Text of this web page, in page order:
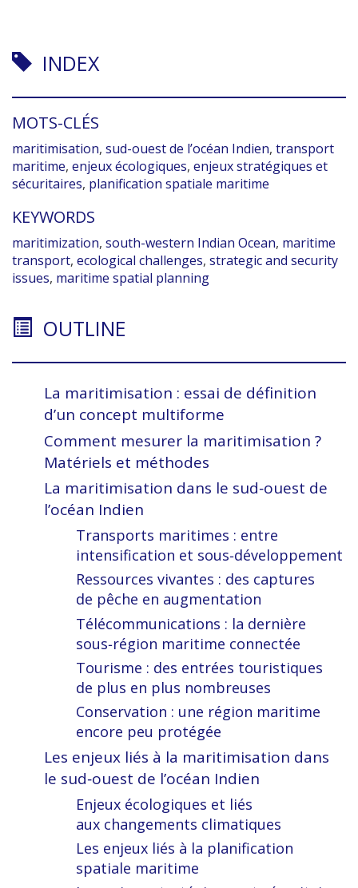
INDEX
MOTS-CLÉS
maritimisation, sud-ouest de l’océan Indien, transport
maritime, enjeux écologiques, enjeux stratégiques et
sécuritaires, planification spatiale maritime
KEYWORDS
maritimization, south-western Indian Ocean, maritime
transport, ecological challenges, strategic and security
issues, maritime spatial planning
OUTLINE
La maritimisation : essai de définition
d’un concept multiforme
Comment mesurer la maritimisation ?
Matériels et méthodes
La maritimisation dans le sud‑ouest de
l’océan Indien
Transports maritimes : entre
intensification et sous‑développement
Ressources vivantes : des captures
de pêche en augmentation
Télécommunications : la dernière
sous‑région maritime connectée
Tourisme : des entrées touristiques
de plus en plus nombreuses
Conservation : une région maritime
encore peu protégée
Les enjeux liés à la maritimisation dans
le sud‑ouest de l’océan Indien
Enjeux écologiques et liés
aux changements climatiques
Les enjeux liés à la planification
spatiale maritime